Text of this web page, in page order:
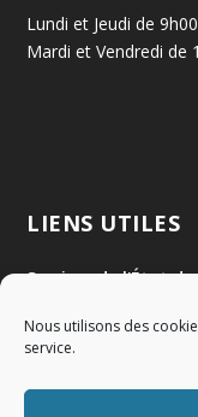
Nous utilisons des
service.
Lundi et Jeudi de
Mardi et Vendredi de
LIENS UTILES
Services de l'État
Communauté de
SMIDOM